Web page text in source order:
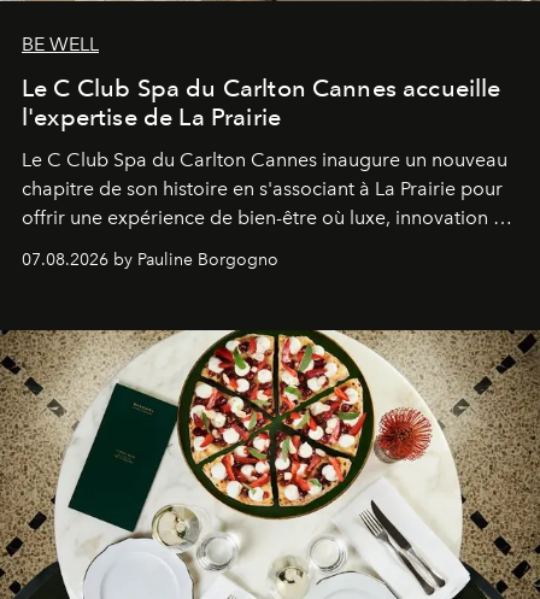
BE WELL
Le C Club Spa du Carlton Cannes accueille
l'expertise de La Prairie
Le C Club Spa du Carlton Cannes inaugure un nouveau
chapitre de son histoire en s'associant à La Prairie pour
offrir une expérience de bien-être où luxe, innovation et
07.08.2026 by Pauline Borgogno